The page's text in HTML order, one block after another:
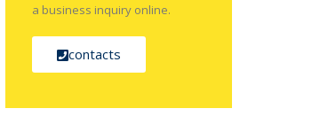
a business inquiry online.
contacts